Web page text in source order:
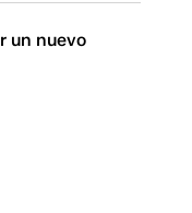
un nuevo